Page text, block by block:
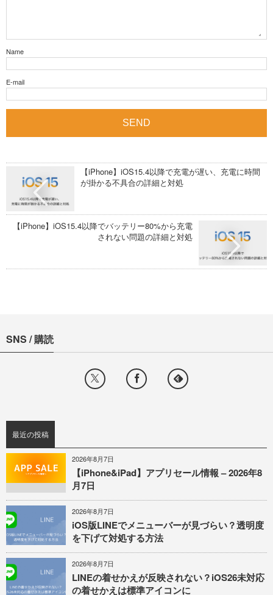
Name
E-mail
【iPhone】iOS15.4以降で充電が遅い、充電に時間
が掛かる不具合の詳細と対処
【iPhone】iOS15.4以降でバッテリー80%から充電
されない問題の詳細と対処
SNS / 購読
最近の投稿
2026年8月7日
【iPhone&iPad】アプリセール情報 – 2026年8
月7日
2026年8月7日
iOS版LINEでメニューバーが見づらい？透明度
を下げて対処する方法
2026年8月7日
LINEの着せかえが反映されない？iOS26未対応
の着せかえは標準アイコンに